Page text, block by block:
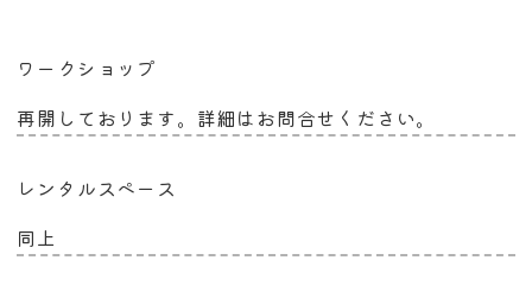
ワークショップ
再開しております。詳細はお問合せください。
レンタルスペース
同上